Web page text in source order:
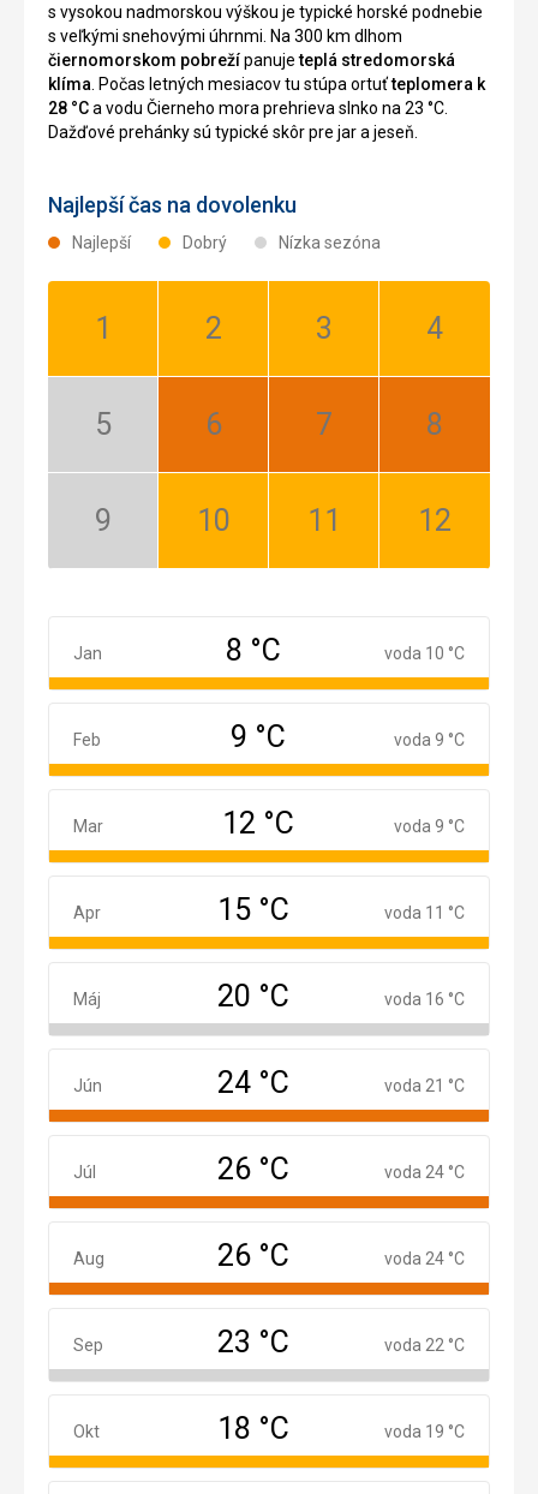
s vysokou nadmorskou výškou je typické horské podnebie
s veľkými snehovými úhrnmi. Na 300 km dlhom
čiernomorskom pobrežípanujeteplá stredomorská
klíma . Počas letných mesiacov tu stúpa ortuťteplomera k
28 °Ca vodu Čierneho mora prehrieva slnko na 23 °C.
Dažďové prehánky sú typické skôr pre jar a jeseň.
Najlepší čas na dovolenku
Najlepší Dobrý Nízka sezóna
Január:
Február:
Marec:
Apríl:
Máj:
Jún:
Júl:
August:
September:
Október:
November:
December:
Január
Jan 8 °C voda 10 °C
Február
Feb 9 °C voda 9 °C
Marec
Mar 12 °C voda 9 °C
Apríl
Apr 15 °C voda 11 °C
Máj
Máj 20 °C voda 16 °C
Jún
Jún 24 °C voda 21 °C
Júl
Júl 26 °C voda 24 °C
August
Aug 26 °C voda 24 °C
September
Sep 23 °C voda 22 °C
Október
Okt 18 °C voda 19 °C